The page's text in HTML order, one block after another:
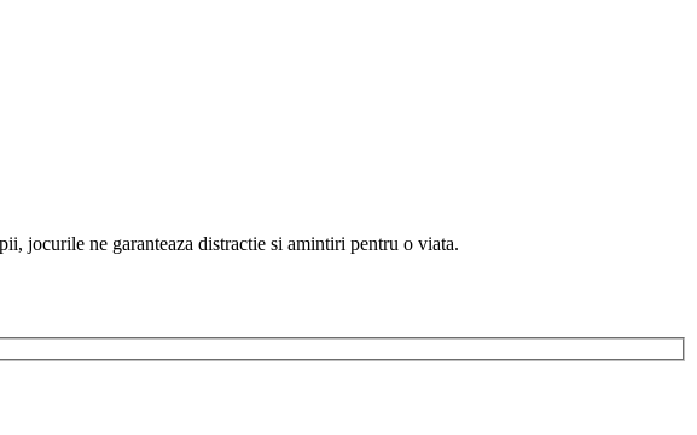
jocurile ne garanteaza distractie si amintiri pentru o viata.